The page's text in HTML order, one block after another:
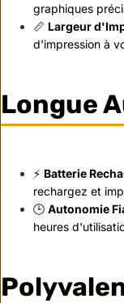
graphiques
📏 Largeur
d'impression à
Longue
⚡ Batterie
rechargez et
🕒 Autonomie
heures